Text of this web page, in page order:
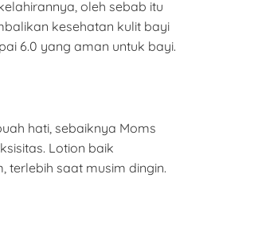
oleh sebab itu
kesehatan kulit bayi
6.0 yang aman untuk bayi.
hati, sebaiknya Moms
Lotion baik
terlebih saat musim dingin.